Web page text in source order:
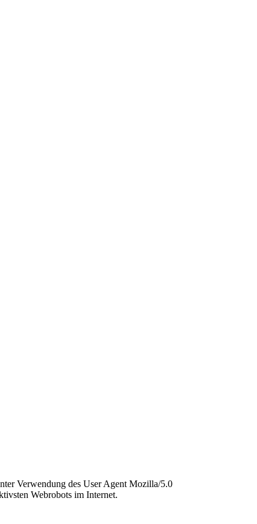
Verwendung des User Agent Mozilla/5.0
Webrobots im Internet.